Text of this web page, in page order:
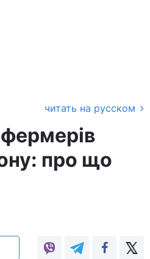
читать на русском
про що